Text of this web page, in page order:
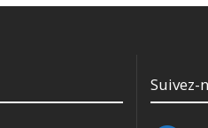
Suivez-